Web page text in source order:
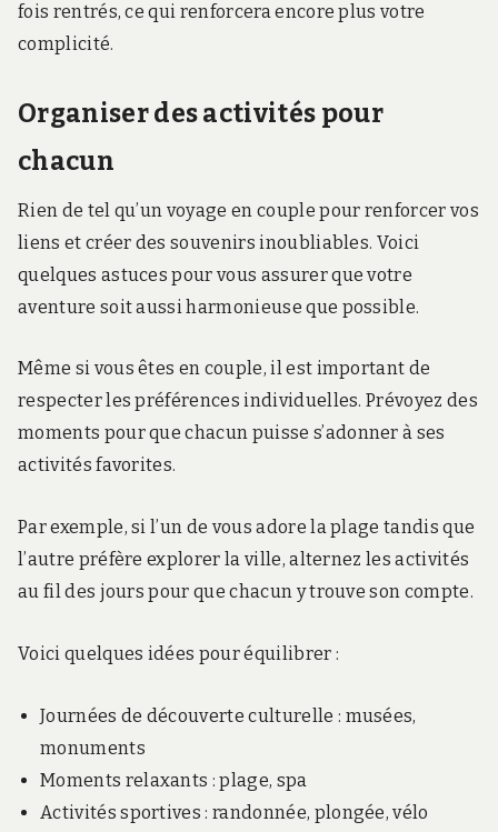
fois rentrés, ce qui renforcera encore plus votre
complicité.
Organiser des activités pour
chacun
Rien de tel qu’un voyage en couple pour renforcer vos
liens et créer des souvenirs inoubliables. Voici
quelques astuces pour vous assurer que votre
aventure soit aussi harmonieuse que possible.
Même si vous êtes en couple, il est important de
respecter les préférences individuelles. Prévoyez des
moments pour que chacun puisse s’adonner à ses
activités favorites.
Par exemple, si l’un de vous adore la plage tandis que
l’autre préfère explorer la ville, alternez les activités
au fil des jours pour que chacun y trouve son compte.
Voici quelques idées pour équilibrer :
Journées de découverte culturelle : musées,
monuments
Moments relaxants : plage, spa
Activités sportives : randonnée, plongée, vélo